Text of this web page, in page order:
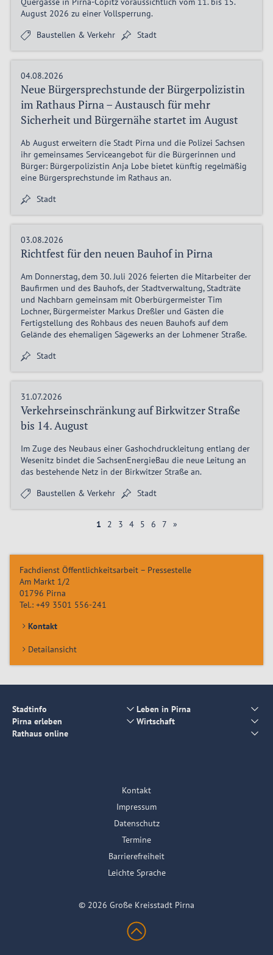
August 2026 zu einer Vollsperrung.
Baustellen & Verkehr
Stadt
04.08.2026
Neue Bürgersprechstunde der Bürgerpolizistin
im Rathaus Pirna – Austausch für mehr
Sicherheit und Bürgernähe startet im August
Ab August erweitern die Stadt Pirna und die Polizei Sachsen
ihr gemeinsames Serviceangebot für die Bürgerinnen und
Bürger: Bürgerpolizistin Anja Lobe bietet künftig regelmäßig
eine Bürgersprechstunde im Rathaus an.
Stadt
03.08.2026
Richtfest für den neuen Bauhof in Pirna
Am Donnerstag, dem 30. Juli 2026 feierten die Mitarbeiter der
Baufirmen und des Bauhofs, der Stadtverwaltung, Stadträte
und Nachbarn gemeinsam mit Oberbürgermeister Tim
Lochner, Bürgermeister Markus Dreßler und Gästen die
Fertigstellung des Rohbaus des neuen Bauhofs auf dem
Gelände des ehemaligen Sägewerks an der Lohmener Straße.
Stadt
31.07.2026
Verkehrseinschränkung auf Birkwitzer Straße
bis 14. August
Im Zuge des Neubaus einer Gashochdruckleitung entlang der
Wesenitz bindet die SachsenEnergieBau die neue Leitung an
das bestehende Netz in der Birkwitzer Straße an.
Baustellen & Verkehr
Stadt
1 2 3 4 5 6 7 »
Fachdienst Öffentlichkeitsarbeit – Pressestelle
Am Markt 1/2
01796 Pirna
Tel.: +49 3501 556-241
Kontakt
Detailansicht
Stadtinfo
Leben in Pirna
Pirna erleben
Wirtschaft
Rathaus online
Kontakt
Impressum
Datenschutz
Termine
Barrierefreiheit
Leichte Sprache
© 2026 Große Kreisstadt Pirna